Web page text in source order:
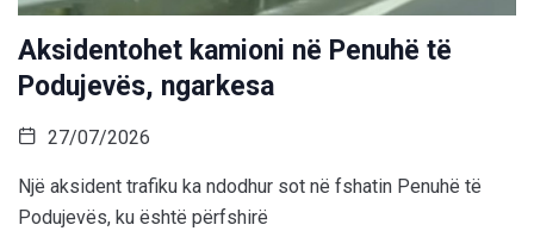
Aksidentohet kamioni në Penuhë të
Podujevës, ngarkesa
27/07/2026
Një aksident trafiku ka ndodhur sot në fshatin Penuhë të
Podujevës, ku është përfshirë